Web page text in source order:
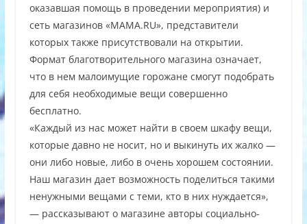
оказавшая помощь в проведении мероприятия) и
сеть магазинов «МАМА.RU», представители
которых также присутствовали на открытии.
Формат благотворительного магазина означает,
что в нем малоимущие горожане смогут подобрать
для себя необходимые вещи совершенно
бесплатно.
«Каждый из нас может найти в своем шкафу вещи,
которые давно не носит, но и выкинуть их жалко —
они либо новые, либо в очень хорошем состоянии.
Наш магазин дает возможность поделиться такими
ненужными вещами с теми, кто в них нуждается»,
— рассказывают о магазине авторы социально-